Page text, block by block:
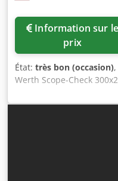
prix
État: très bon (occasion)
Werth Scope-Check
tridimensionnelle CNC
de mesure (X x Y x Z) :